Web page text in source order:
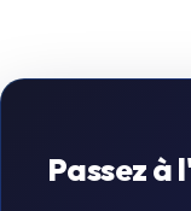
Passez à